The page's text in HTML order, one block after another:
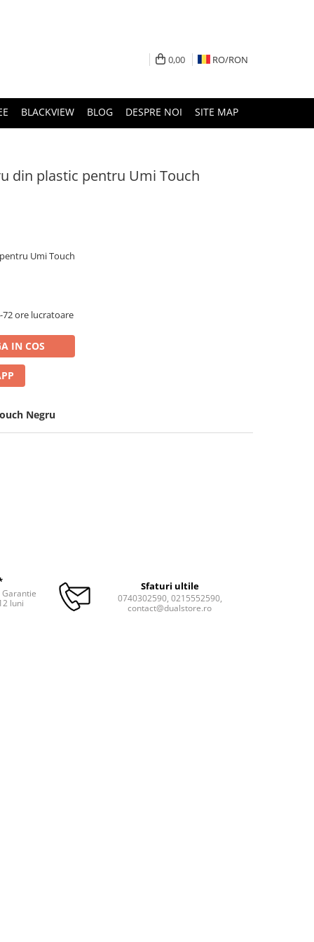
0,00 RO/RON
BLACKVIEW BLOG DESPRE NOI SITE MAP
din plastic pentru Umi Touch
Umi Touch
ore lucratoare
IN COS
Negru
luni
Sfaturi ultile
0740302590, 0215552590,
contact@dualstore.ro